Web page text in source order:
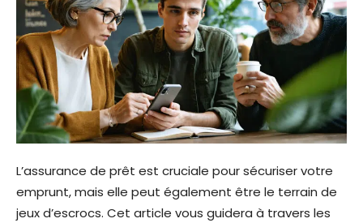
L’assurance de prêt est cruciale pour sécuriser votre
emprunt, mais elle peut également être le terrain de
jeux d’escrocs. Cet article vous guidera à travers les